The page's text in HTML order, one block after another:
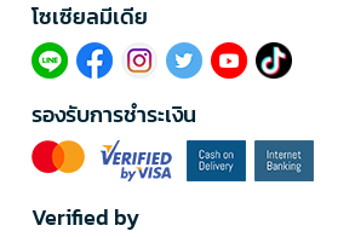
โซเซียลมีเดีย​
รองรับการชำระเงิน
Verified by